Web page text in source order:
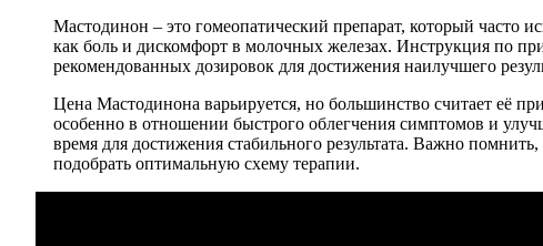
Мастодинон – это гомеопатический препарат, который часто
как боль и дискомфорт в молочных железах. Инструкция по
рекомендованных дозировок для достижения наилучшего
Цена Мастодинона варьируется, но большинство считает её
особенно в отношении быстрого облегчения симптомов и
время для достижения стабильного результата. Важно
подобрать оптимальную схему терапии.